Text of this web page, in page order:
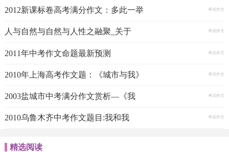
2012新课标卷高考满分作文：多此一举 考试作文
人与自然与自然与人性之融聚_关于 考试作文
2011年中考作文命题最新预测 考试作文
2010年上海高考作文题：《城市与我》 考试作文
2003盐城市中考满分作文赏析—《我 考试作文
2010乌鲁木齐中考作文题目:我和我 考试作文
精选阅读